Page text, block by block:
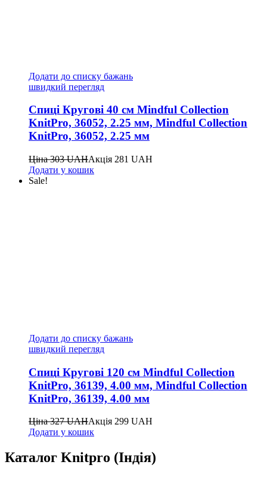
Додати до списку бажань
швидкий перегляд
Спиці Кругові 40 см Mindful Collection
KnitPro, 36052, 2.25 мм, Mindful Collection
KnitPro, 36052, 2.25 мм
Ціна303UAHАкція 281 UAH
Додати у кошик
Sale!
Додати до списку бажань
швидкий перегляд
Спиці Кругові 120 см Mindful Collection
KnitPro, 36139, 4.00 мм, Mindful Collection
KnitPro, 36139, 4.00 мм
Ціна327UAHАкція 299 UAH
Додати у кошик
Каталог Knitpro (Індія)